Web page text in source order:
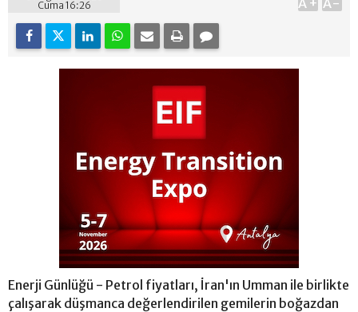
Cuma 16:26
Enerji Günlüğü - Petrol fiyatları, İran'ın Umman ile birlikte
çalışarak düşmanca değerlendirilen gemilerin boğazdan